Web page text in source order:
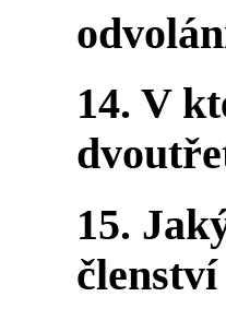
14. V
15.